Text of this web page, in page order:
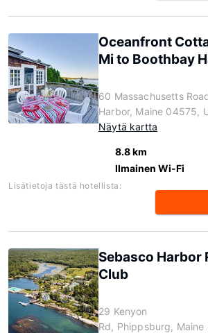
Oceanfront
Mi to Boothbay
60 Massachusetts
Harbor, Maine 04575,
Näytä kartta
8.8 km
Ilmainen Wi-Fi
Lisätietoja tästä hotellista:
Sebasco Harbor
Club
29 Kenyon
Rd, Phippsburg,